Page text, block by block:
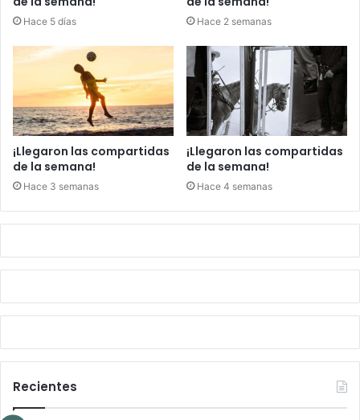
Hace 5 días Hace 2 semanas
¡Llegaron las compartidas
de la semana!
Hace 3 semanas
¡Llegaron las compartidas
de la semana!
Hace 4 semanas
Recientes